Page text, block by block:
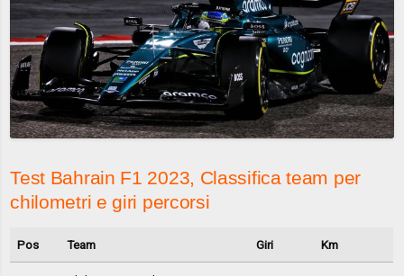
Test Bahrain F1 2023, Classifica team per
chilometri e giri percorsi
Pos Team Giri Km